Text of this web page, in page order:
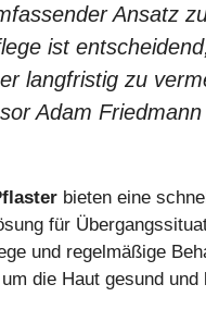
Ansatz
ist
langfristig zu
Adam Friedmann
bieten eine
für
und regelmäßige
die Haut gesund